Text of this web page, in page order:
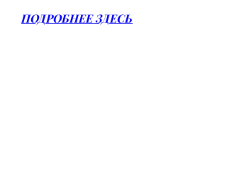
ПОДРОБНЕЕ ЗДЕСЬ